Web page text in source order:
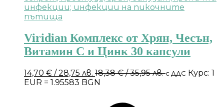
Viridian Комплекс от Хрян, Чесън,
Витамин С и Цинк 30 капсули
14,70 € / 28,75 лв. 18,38€/ 35,95 лв.с ДДС Курс: 1
EUR = 1.95583 BGN